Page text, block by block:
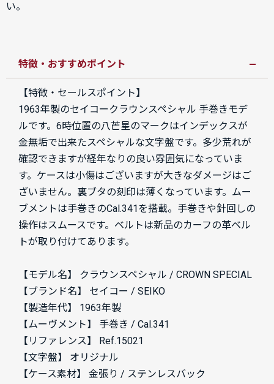
い。
特徴・おすすめポイント
【特徴・セールスポイント】
1963年製のセイコークラウンスペシャル 手巻きモデ
ルです。6時位置の八芒星のマークはインデックスが
金無垢で出来たスペシャルな文字盤です。多少荒れが
確認できますが経年なりの良い雰囲気になっていま
す。ケースは小傷はございますが大きなダメージはご
ざいません。裏ブタの刻印は薄くなっています。ムー
ブメントは手巻きのCal.341を搭載。手巻きや針回しの
操作はスムースです。ベルトは新品のカーフの革ベル
トが取り付けてあります。
【モデル名】 クラウンスペシャル / CROWN SPECIAL
【ブランド名】 セイコー / SEIKO
【製造年代】 1963年製
【ムーヴメント】 手巻き / Cal.341
【リファレンス】 Ref.15021
【文字盤】 オリジナル
【ケース素材】 金張り / ステンレスバック